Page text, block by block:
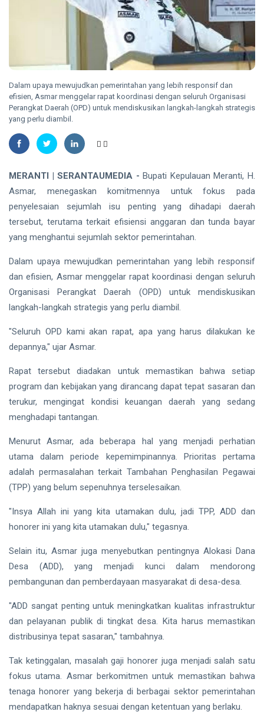
Nasional
dan
Direktur
Buaya Muara
Hasil Evakuasi
ke BPSPL dan
Taman Safari
Lagoi
06 Aug,
2026
21
views
HUKRIM
Polda Riau
Ekshumasi
Jenazah
Pelajar di
Dugaan
Penganiayaan
06 Aug,
2026
25
views
INDRAGIRI
HULU
Bupati
Inhu Minta
ASN
Kinerja dan
Publik
06
2026
21
Siak Sri Indrapura
Prabowo Subianto
Indonesia
Pekanbaru
Donald Trump
KPK
Politik
Dalam upaya mewujudkan pemerintahan yang lebih responsif dan
efisien, Asmar menggelar rapat koordinasi dengan seluruh Organisasi
Perangkat Daerah (OPD) untuk mendiskusikan langkah-langkah strategis
yang perlu diambil.
MERANTI | SERANTAUMEDIA -Bupati Kepulauan Meranti, H.
Asmar, menegaskan komitmennya untuk fokus pada
penyelesaian sejumlah isu penting yang dihadapi daerah
tersebut, terutama terkait efisiensi anggaran dan tunda bayar
yang menghantui sejumlah sektor pemerintahan.
Dalam upaya mewujudkan pemerintahan yang lebih responsif
dan efisien, Asmar menggelar rapat koordinasi dengan seluruh
Organisasi Perangkat Daerah (OPD) untuk mendiskusikan
langkah-langkah strategis yang perlu diambil.
"Seluruh OPD kami akan rapat, apa yang harus dilakukan ke
depannya," ujar Asmar.
Rapat tersebut diadakan untuk memastikan bahwa setiap
program dan kebijakan yang dirancang dapat tepat sasaran dan
terukur, mengingat kondisi keuangan daerah yang sedang
menghadapi tantangan.
Menurut Asmar, ada beberapa hal yang menjadi perhatian
utama dalam periode kepemimpinannya. Prioritas pertama
adalah permasalahan terkait Tambahan Penghasilan Pegawai
(TPP) yang belum sepenuhnya terselesaikan.
"Insya Allah ini yang kita utamakan dulu, jadi TPP, ADD dan
honorer ini yang kita utamakan dulu," tegasnya.
Selain itu, Asmar juga menyebutkan pentingnya Alokasi Dana
Desa (ADD), yang menjadi kunci dalam mendorong
pembangunan dan pemberdayaan masyarakat di desa-desa.
"ADD sangat penting untuk meningkatkan kualitas infrastruktur
dan pelayanan publik di tingkat desa. Kita harus memastikan
distribusinya tepat sasaran," tambahnya.
Tak ketinggalan, masalah gaji honorer juga menjadi salah satu
fokus utama. Asmar berkomitmen untuk memastikan bahwa
tenaga honorer yang bekerja di berbagai sektor pemerintahan
mendapatkan haknya sesuai dengan ketentuan yang berlaku.